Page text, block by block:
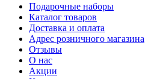
Подарочные наборы
Каталог товаров
Доставка и оплата
Адрес розничного магазина
Отзывы
О нас
Акции